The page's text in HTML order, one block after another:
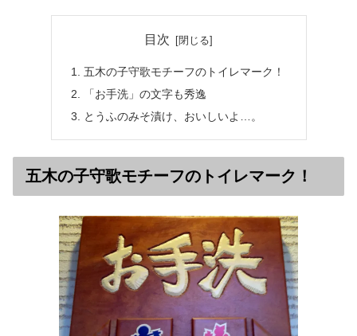
目次
五木の子守歌モチーフのトイレマーク！
「お手洗」の文字も秀逸
とうふのみそ漬け、おいしいよ…。
五木の子守歌モチーフのトイレマーク！